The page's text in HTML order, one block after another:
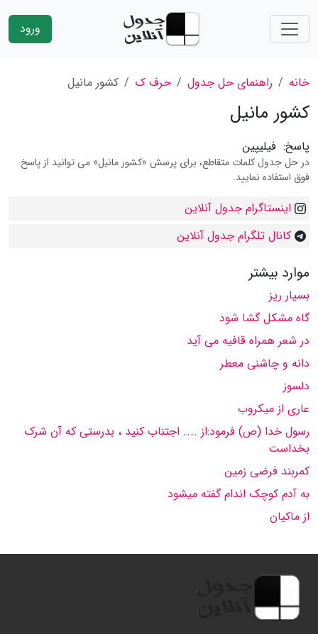
ورود
خانه راهنمای حل جدول حرف ک کشور مانیل
کشور مانیل
پاسخ: فیلیپین
در حل جدول کلمات متقاطع، برای پرسش «کشور مانیل» می توانید از پاسخ
فوق استفاده نمایید.
اینستاگرام جدول آنلاین
کانال تلگرام جدول آنلاین
موارد بیشتر
بسیار ریز
گاه مشکل گشا شود
در شعر همراه قافیه می آید
دانه و چاشنی معطر
دلسوز
عاری از میکروب
رسول خدا (ص) فرمود:از .... اجتناب کنید ، بدرستی که آن شرک
بخداست
کمربند فرضی زمین
به آدم کوچک اندام گفته میشود
از ماکیان